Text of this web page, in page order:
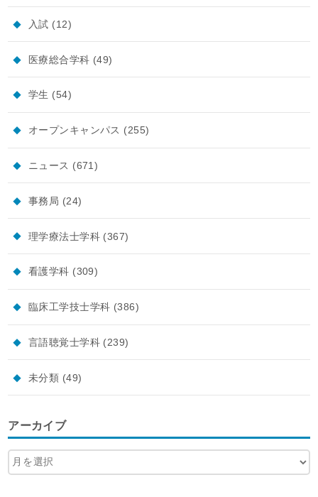
入試 (12)
医療総合学科 (49)
学生 (54)
オープンキャンパス (255)
ニュース (671)
事務局 (24)
理学療法士学科 (367)
看護学科 (309)
臨床工学技士学科 (386)
言語聴覚士学科 (239)
未分類 (49)
アーカイブ